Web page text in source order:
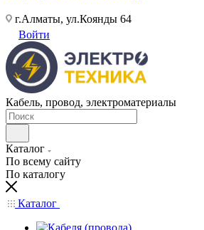
г.Алматы, ул.Коянды 64
Войти
Кабель, провод, электроматериалы
Каталог
По всему сайту
По каталогу
Каталог